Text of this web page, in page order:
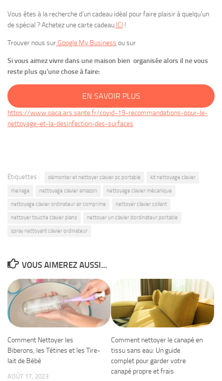
Vous êtes à la recherche d’un cadeau idéal pour faire plaisir à quelqu’un
de spécial ? Achetez une carte cadeau ICI !
Trouver nous sur Google My Business ou sur
Si vous aimez vivre dans une maison bien organisée alors il ne vous
reste plus qu’une chose à faire:
EN SAVOIR PLUS
https://www.paca.ars.sante.fr/covid-19-recommandations-pour-le-
nettoyage-et-la-desinfection-des-surfaces
Étiquettes : démonter et nettoyer clavier pc portable kit nettoyage clavier
menage nettoyage clavier amazon nettoyage clavier mécanique
nettoyage clavier ordinateur air comprime nettoyer clavier collant
nettoyer touche clavier piano nettoyer un clavier dordinateur portable
spray nettoyant clavier ordinateur
VOUS AIMEREZ AUSSI...
Comment Nettoyer les
Biberons, les Tétines et les Tire-
lait de Bébé
AOÛT 17, 2023
Comment nettoyer le canapé en
tissu sans eau: Un guide
complet pour garder votre
canapé propre et frais